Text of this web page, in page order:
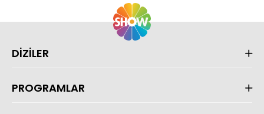
DİZİLER
PROGRAMLAR